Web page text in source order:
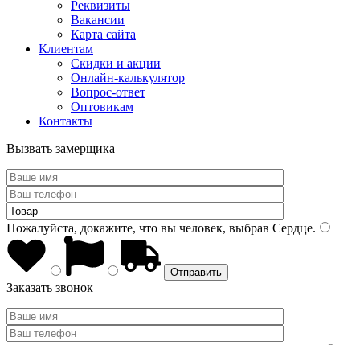
Реквизиты
Вакансии
Карта сайта
Клиентам
Скидки и акции
Онлайн-калькулятор
Вопрос-ответ
Оптовикам
Контакты
Вызвать замерщика
Пожалуйста, докажите, что вы человек, выбрав Сердце.
Заказать звонок